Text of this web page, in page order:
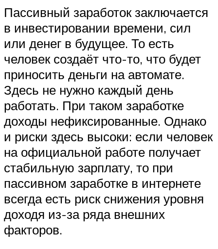
Пассивный заработок заключается
в инвестировании времени, сил
или денег в будущее. То есть
человек создаёт что-то, что будет
приносить деньги на автомате.
Здесь не нужно каждый день
работать. При таком заработке
доходы нефиксированные. Однако
и риски здесь высоки: если человек
на официальной работе получает
стабильную зарплату, то при
пассивном заработке в интернете
всегда есть риск снижения уровня
доходя из-за ряда внешних
факторов.